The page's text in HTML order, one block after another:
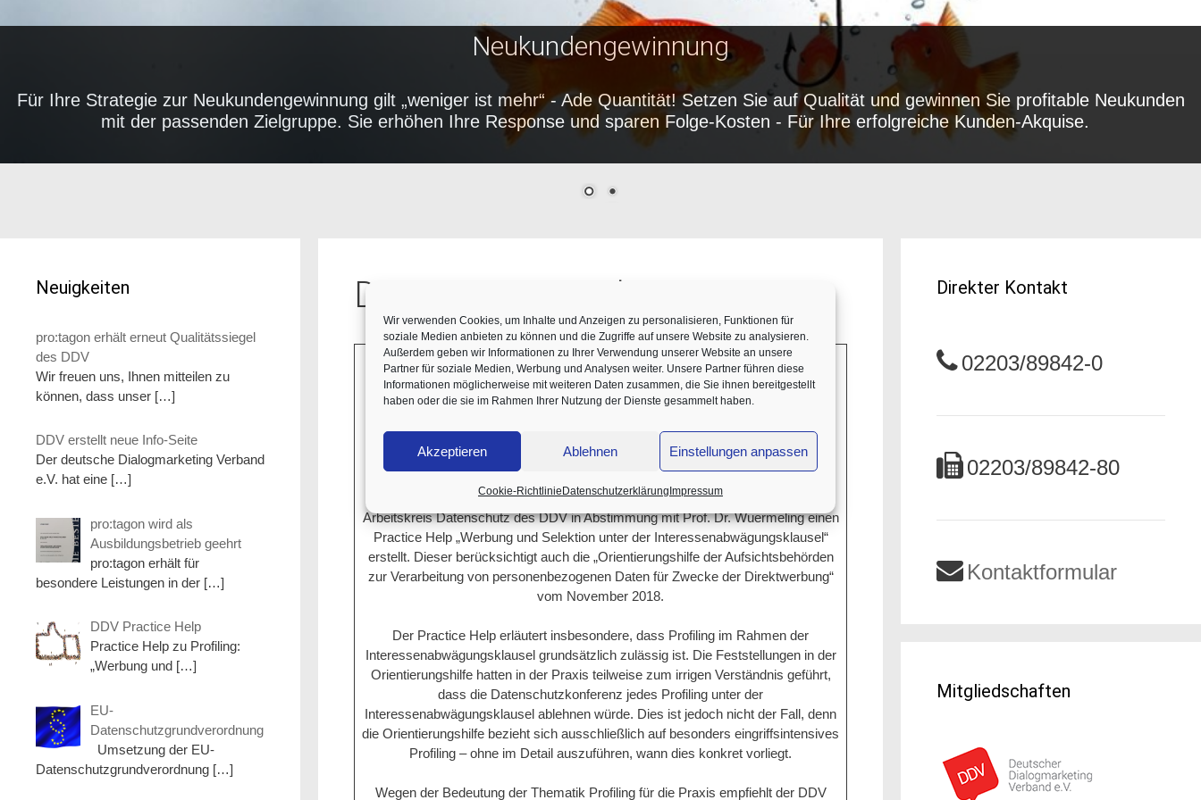
Wir verwenden Cookies, um Inhalte und Anzeigen zu personalisieren, Funktionen für
soziale Medien anbieten zu können und die Zugriffe auf unsere Website zu analysieren.
Außerdem geben wir Informationen zu Ihrer Verwendung unserer Website an unsere
Partner für soziale Medien, Werbung und Analysen weiter. Unsere Partner führen diese
Informationen möglicherweise mit weiteren Daten zusammen, die Sie ihnen bereitgestellt
haben oder die sie im Rahmen Ihrer Nutzung der Dienste gesammelt haben.
Akzeptieren Ablehnen Einstellungen anpassen
Cookie-Richtlinie Datenschutzerklärung Impressum
Neukundengewinnung
Für Ihre Strategie zur Neukundengewinnung gilt „weniger ist mehr“ - Ade Quantität! Setzen Sie auf Qualität und gewinnen Sie profitable Neukunden
mit der passenden Zielgruppe. Sie erhöhen Ihre Response und sparen Folge-Kosten - Für Ihre erfolgreiche Kunden-Akquise.
DDV Practice Help
Practice Help zu Profiling: „Werbung und Selektion unter der
Interessenabwägungsklausel“
Datenschutz-Grundverordnung gibt branchenübergreifende Hinweise zur
praktischen Umsetzung. Da dort nicht alle Spezialfragen beantwortet werden
Helps, die auf spezielle Fragen der Praxis eingehen. Ganz aktuell hat der
Arbeitskreis Datenschutz des DDV in Abstimmung mit Prof. Dr. Wuermeling einen
Practice Help „Werbung und Selektion unter der Interessenabwägungsklausel“
erstellt. Dieser berücksichtigt auch die „Orientierungshilfe der Aufsichtsbehörden
zur Verarbeitung von personenbezogenen Daten für Zwecke der Direktwerbung“
vom November 2018.
Der Practice Help erläutert insbesondere, dass Profiling im Rahmen der
Interessenabwägungsklausel grundsätzlich zulässig ist. Die Feststellungen in der
Orientierungshilfe hatten in der Praxis teilweise zum irrigen Verständnis geführt,
dass die Datenschutzkonferenz jedes Profiling unter der
Interessenabwägungsklausel ablehnen würde. Dies ist jedoch nicht der Fall, denn
die Orientierungshilfe bezieht sich ausschließlich auf besonders eingriffsintensives
Profiling – ohne im Detail auszuführen, wann dies konkret vorliegt.
Wegen der Bedeutung der Thematik Profiling für die Praxis empfiehlt der DDV
Neuigkeiten
pro:tagon erhält erneut Qualitätssiegel
des DDV
Wir freuen uns, Ihnen mitteilen zu
können, dass unser […]
DDV erstellt neue Info-Seite
Der deutsche Dialogmarketing Verband
e.V. hat eine […]
pro:tagon wird als
Ausbildungsbetrieb geehrt
pro:tagon erhält für
besondere Leistungen in der […]
DDV Practice Help
Practice Help zu Profiling:
„Werbung und […]
EU-
Datenschutzgrundverordnung
Umsetzung der EU-
Datenschutzgrundverordnung […]
Direkter Kontakt
02203/89842-0
02203/89842-80
Kontaktformular
Mitgliedschaften